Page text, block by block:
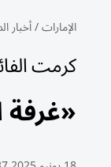
الإمارات/أخبار
كرمت
«غرفة